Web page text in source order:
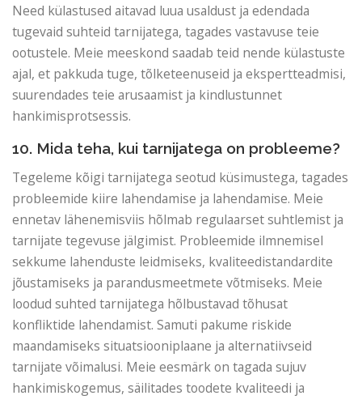
Need külastused aitavad luua usaldust ja edendada
tugevaid suhteid tarnijatega, tagades vastavuse teie
ootustele. Meie meeskond saadab teid nende külastuste
ajal, et pakkuda tuge, tõlketeenuseid ja ekspertteadmisi,
suurendades teie arusaamist ja kindlustunnet
hankimisprotsessis.
10. Mida teha, kui tarnijatega on probleeme?
Tegeleme kõigi tarnijatega seotud küsimustega, tagades
probleemide kiire lahendamise ja lahendamise. Meie
ennetav lähenemisviis hõlmab regulaarset suhtlemist ja
tarnijate tegevuse jälgimist. Probleemide ilmnemisel
sekkume lahenduste leidmiseks, kvaliteedistandardite
jõustamiseks ja parandusmeetmete võtmiseks. Meie
loodud suhted tarnijatega hõlbustavad tõhusat
konfliktide lahendamist. Samuti pakume riskide
maandamiseks situatsiooniplaane ja alternatiivseid
tarnijate võimalusi. Meie eesmärk on tagada sujuv
hankimiskogemus, säilitades toodete kvaliteedi ja